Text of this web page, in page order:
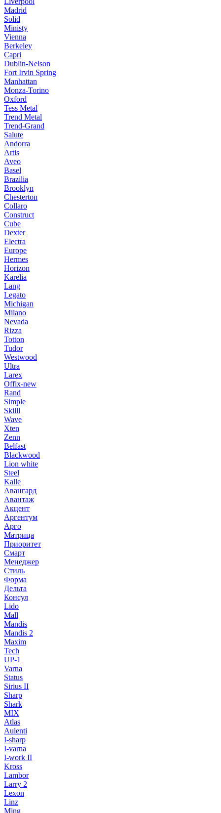
Madrid
Solid
Ministy
Vienna
Berkeley
Capri
Dublin-Nelson
Fort Irvin Spring
Manhattan
Monza-Torino
Oxford
Tess Metal
Trend Metal
Trend-Grand
Salute
Andorra
Artis
Aveo
Basel
Brazilia
Brooklyn
Chesterton
Collaro
Construct
Cube
Dexter
Electra
Europe
Hermes
Horizon
Karelia
Lang
Legato
Michigan
Milano
Nevada
Rizza
Totton
Tudor
Westwood
Ultra
Larex
Offix-new
Rand
Simple
Skilll
Wave
Xten
Zenn
Belfast
Blackwood
Lion white
Steel
Kalle
Авангард
Авантаж
Акцент
Аргентум
Арго
Матрица
Приоритет
Смарт
Менеджер
Стиль
Форма
Дельта
Консул
Lido
Mall
Mandis
Mandis 2
Maxim
Tech
UP-1
Varna
Status
Sirius II
Sharp
Shark
MIX
Atlas
Aulenti
I-sharp
I-varna
I-work II
Kross
Lambor
Larry 2
Lexon
Linz
Ming